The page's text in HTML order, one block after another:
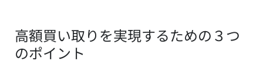
高額買い取りを実現するための３つ
のポイント